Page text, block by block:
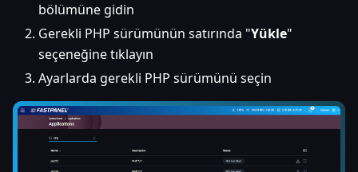
bölümüne gidin
Gerekli PHP sürümünün satırında "Yükle"
seçeneğine tıklayın
Ayarlarda gerekli PHP sürümünü seçin